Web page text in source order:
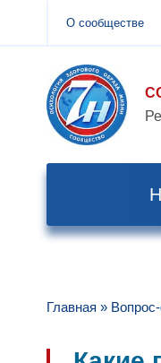
О сообществе
Главная »